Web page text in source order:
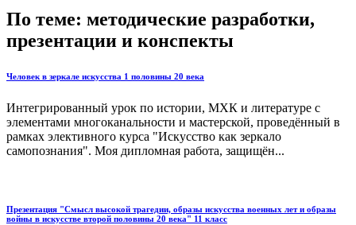
По теме: методические разработки,
презентации и конспекты
Человек в зеркале искусства 1 половины 20 века
Интегрированный урок по истории, МХК и литературе с
элементами многоканальности и мастерской, проведённый в
рамках элективного курса "Искусство как зеркало
самопознания". Моя дипломная работа, защищён...
Презентация "Смысл высокой трагедии, образы искусства военных лет и образы
войны в искусстве второй половины 20 века" 11 класс